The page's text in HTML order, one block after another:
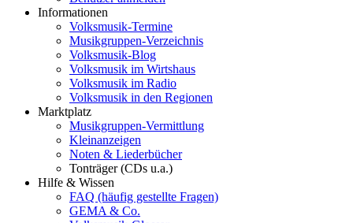
Informationen
Volksmusik-Termine
Musikgruppen-Verzeichnis
Volksmusik-Blog
Volksmusik im Wirtshaus
Volksmusik im Radio
Volksmusik in den Regionen
Marktplatz
Musikgruppen-Vermittlung
Kleinanzeigen
Noten & Liederbücher
Tonträger (CDs u.a.)
Hilfe & Wissen
FAQ (häufig gestellte Fragen)
GEMA & Co.